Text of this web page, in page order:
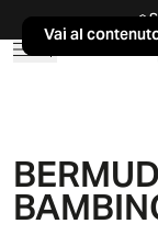
Vai al
Vai al